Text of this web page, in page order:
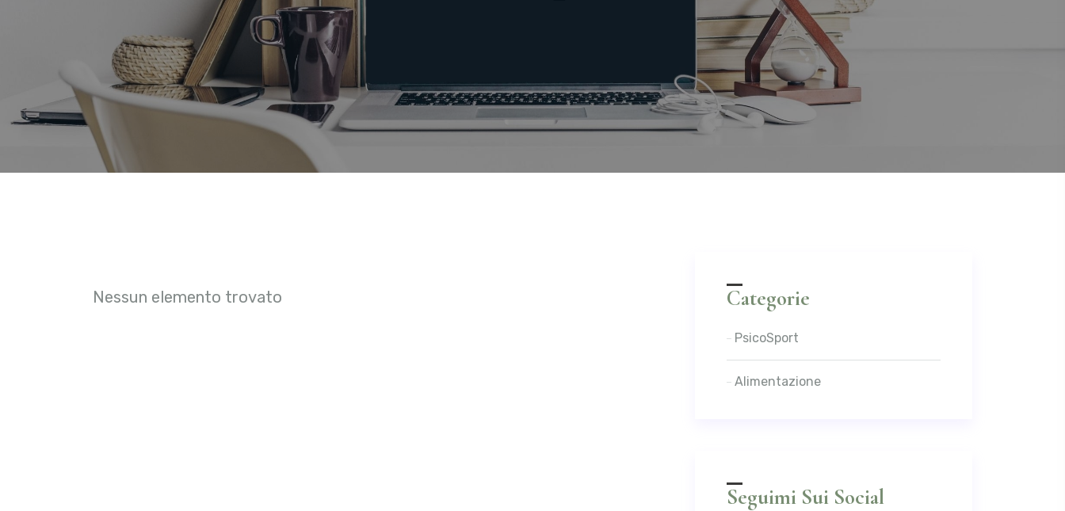
Nessun elemento trovato Categorie
PsicoSport
Alimentazione
Seguimi Sui Social